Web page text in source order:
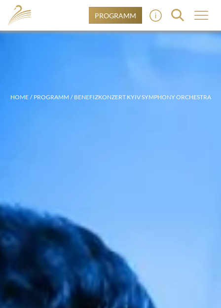
PROGRAMM
HOME PROGRAMM BENEFIZKONZERT KYIV SYMPHONY ORCHESTRA